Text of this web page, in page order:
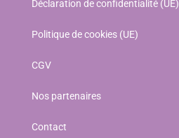
Déclaration de confidentialité (UE)
Politique de cookies (UE)
CGV
Nos partenaires
Contact